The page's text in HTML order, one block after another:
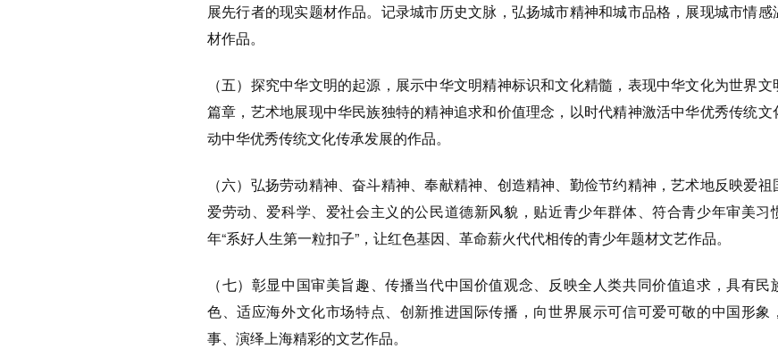
展先行者的现实题材作品。记录城市历史文脉，弘扬城市精神和城市品格，展现城市情感
材作品。
（五）探究中华文明的起源，展示中华文明精神标识和文化精髓，表现中华文化为世界
篇章，艺术地展现中华民族独特的精神追求和价值理念，以时代精神激活中华优秀传统文
动中华优秀传统文化传承发展的作品。
（六）弘扬劳动精神、奋斗精神、奉献精神、创造精神、勤俭节约精神，艺术地反映爱祖
爱劳动、爱科学、爱社会主义的公民道德新风貌，贴近青少年群体、符合青少年审美习
年“系好人生第一粒扣子”，让红色基因、革命薪火代代相传的青少年题材文艺作品。
（七）彰显中国审美旨趣、传播当代中国价值观念、反映全人类共同价值追求，具有民
色、适应海外文化市场特点、创新推进国际传播，向世界展示可信可爱可敬的中国形象
事、演绎上海精彩的文艺作品。